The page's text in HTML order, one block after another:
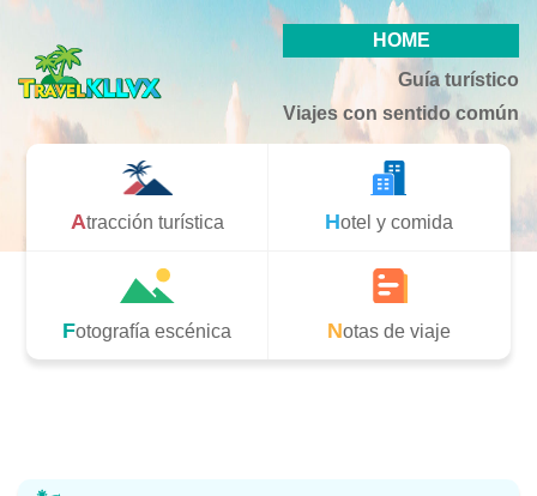
HOME
Guía turístico
Viajes con sentido común
Atracción turística Hotel y comida
Fotografía escénica Notas de viaje